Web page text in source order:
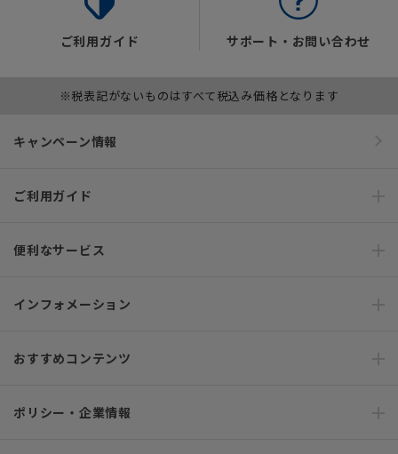
ご利用ガイド サポート・お問い合わせ
※税表記がないものはすべて税込み価格となります
キャンペーン情報
ご利用ガイド
便利なサービス
インフォメーション
おすすめコンテンツ
ポリシー・企業情報